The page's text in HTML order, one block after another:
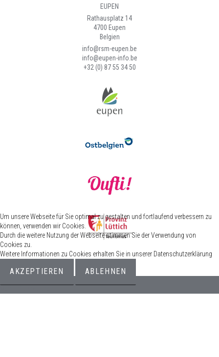
EUPEN
Rathausplatz 14
4700 Eupen
Belgien
info@rsm-eupen.be
info@eupen-info.be
+32 (0) 87 55 34 50
Um unsere Webseite für Sie optimal zu gestalten und fortlaufend verbessern zu
können, verwenden wir Cookies.
Durch die weitere Nutzung der Webseite stimmen Sie der Verwendung von
Cookies zu.
Weitere Informationen zu Cookies erhalten Sie in unserer Datenschutzerklärung
AKZEPTIEREN ABLEHNEN